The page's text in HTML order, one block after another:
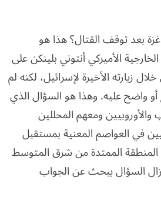
بعد توقف القتال؟ هذا هو
الأميركي أنتوني بلينكن على
زيارته الأخيرة لإسرائيل، لكنه لم
واضح عليه. وهذا هو السؤال الذي
ومعهم المحللين
في العواصم المعنية بمستقبل
الممتدة من شرق المتوسط
السؤال يبحث عن الجواب